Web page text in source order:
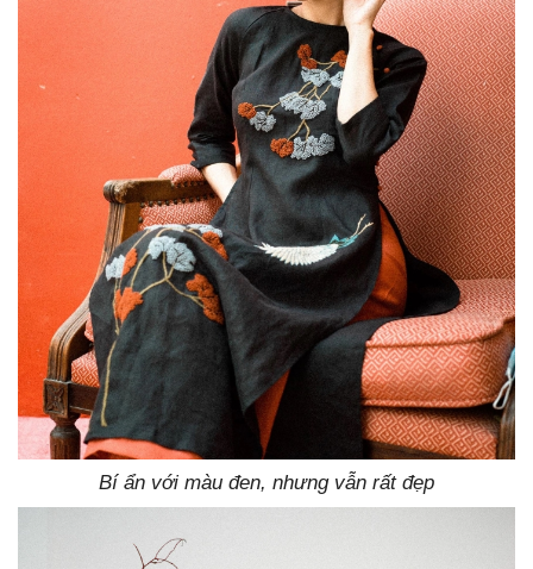
Bí ẩn với màu đen, nhưng vẫn rất đẹp